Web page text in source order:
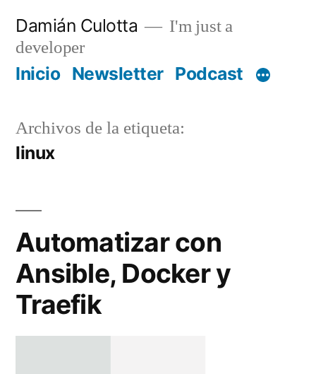
contenido
Damián Culotta
I'm just a
developer
Inicio Newsletter Podcast
Archivos de la etiqueta:
linux
Automatizar con
Ansible, Docker y
Traefik